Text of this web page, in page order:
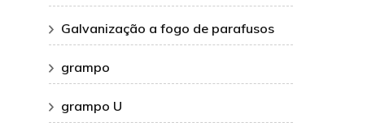
Galvanização a fogo de parafusos
grampo
grampo U